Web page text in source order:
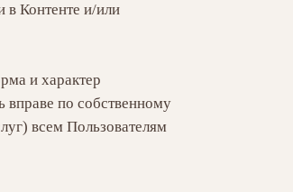
в Контенте и/или
и характер
вправе по собственному
всем Пользователям